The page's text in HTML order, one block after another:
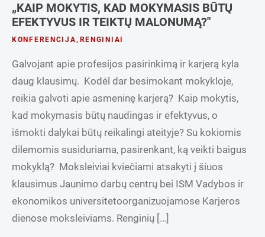
„KAIP MOKYTIS, KAD MOKYMASIS BŪTŲ
EFEKTYVUS IR TEIKTŲ MALONUMĄ?"
KONFERENCIJA, RENGINIAI
Galvojant apie profesijos pasirinkimą ir karjerą kyla
daug klausimų. Kodėl dar besimokant mokykloje,
reikia galvoti apie asmeninę karjerą? Kaip mokytis,
kad mokymasis būtų naudingas ir efektyvus, o
išmokti dalykai būtų reikalingi ateityje? Su kokiomis
dilemomis susiduriama, pasirenkant, ką veikti baigus
mokyklą? Moksleiviai kviečiami atsakyti į šiuos
klausimus Jaunimo darbų centrų bei ISM Vadybos ir
ekonomikos universitetoorganizuojamose Karjeros
dienose moksleiviams. Renginių […]